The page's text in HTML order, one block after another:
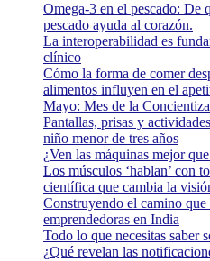
Omega-3 en el pescado: De
pescado ayuda al corazón.
La interoperabilidad es
clínico
Cómo la forma de comer
alimentos influyen en el
Mayo: Mes de la
Pantallas, prisas y
niño menor de tres años
¿Ven las máquinas mejor
Los músculos ‘hablan’ con
científica que cambia la
Construyendo el camino que
emprendedoras en India
Todo lo que necesitas saber
¿Qué revelan las